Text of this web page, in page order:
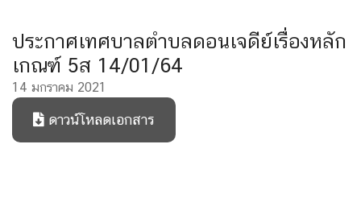
ประกาศเทศบาลตำบลดอนเจดีย์เรื่องหลัก
เกณฑ์ 5ส 14/01/64
14 มกราคม 2021
ดาวน์โหลดเอกสาร